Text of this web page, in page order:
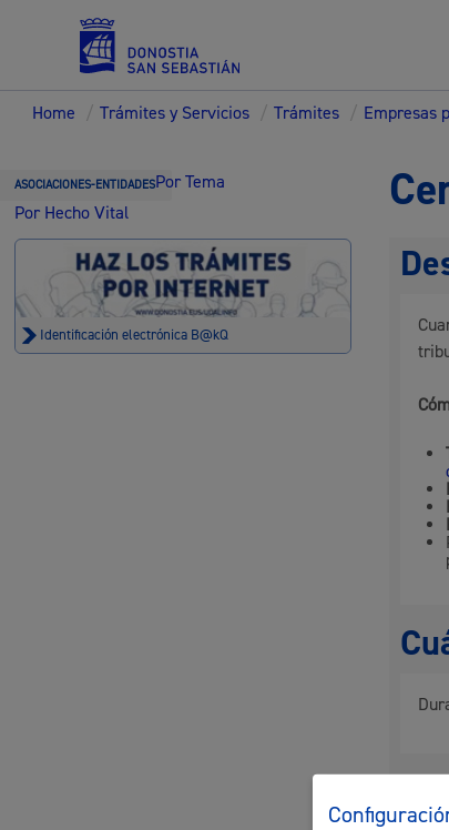
Servicios
Padrón y asuntos personales
Salud Pública, animales y consumo
Home / Trámites y Servicios / Trámites / Empresas
ASOCIACIONES-ENTIDADESPor Tema
Por Hecho Vital
Identificación electrónica B@kQ